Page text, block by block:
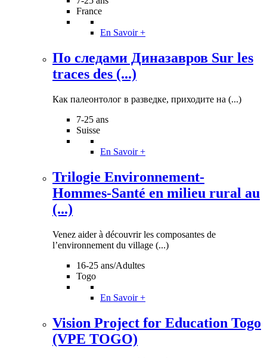
France
En Savoir +
По следами Диназавров Sur les
traces des (...)
Как палеонтолог в разведке, приходите на (...)
7-25 ans
Suisse
En Savoir +
Trilogie Environnement-
Hommes-Santé en milieu rural au
(...)
Venez aider à découvrir les composantes de
l’environnement du village (...)
16-25 ans/Adultes
Togo
En Savoir +
Vision Project for Education Togo
(VPE TOGO)